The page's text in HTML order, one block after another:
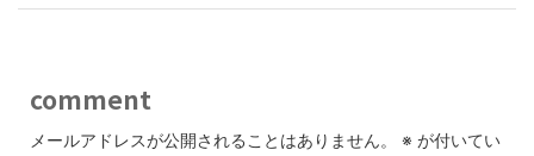
comment
メールアドレスが公開されることはありません。 ※ が付いてい